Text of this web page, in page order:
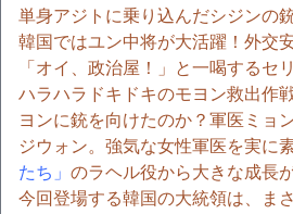
単身アジトに乗り込んだシジンの
韓国ではユン中将が大活躍！外交
「オイ、政治屋！」と一喝するセ
ハラハラドキドキのモヨン救出作
ヨンに銃を向けたのか？軍医ミョ
ジウォン。強気な女性軍医を実に
たち」 のラヘル役から大きな成長
今回登場する韓国の大統領は、ま